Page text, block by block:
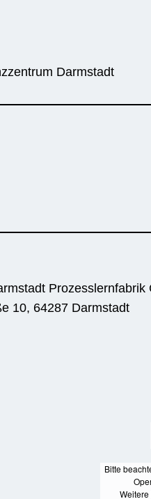
Darmstadt
Prozesslernfabrik
10, 64287 Darmstadt
Bitte